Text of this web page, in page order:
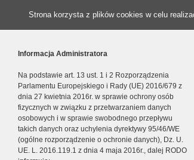
Strona korzysta z plików cookies w celu
Informacja Administratora
Na podstawie art. 13 ust. 1 i 2 Rozporządzenia
Parlamentu Europejskiego i Rady (UE) 2016/679 z
dnia 27 kwietnia 2016r. w sprawie ochrony osób
fizycznych w związku z przetwarzaniem danych
osobowych i w sprawie swobodnego przepływu
takich danych oraz uchylenia dyrektywy 95/46/WE
(ogólne rozporządzenie o ochronie danych), Dz. U.
UE. L. 2016.119.1 z dnia 4 maja 2016r., dalej RODO